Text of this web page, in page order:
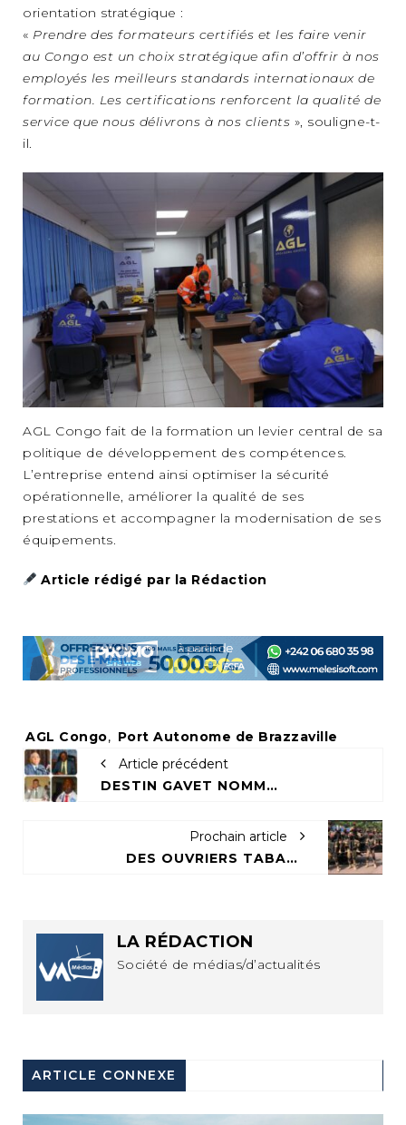
orientation stratégique :
« Prendre des formateurs certifiés et les faire venir
au Congo est un choix stratégique afin d’offrir à nos
employés les meilleurs standards internationaux de
formation. Les certifications renforcent la qualité de
service que nous délivrons à nos clients », souligne-t-
il.
AGL Congo fait de la formation un levier central de sa
politique de développement des compétences.
L’entreprise entend ainsi optimiser la sécurité
opérationnelle, améliorer la qualité de ses
prestations et accompagner la modernisation de ses
équipements.
Article rédigé par la Rédaction
Tags:
AGL Congo, Port Autonome de Brazzaville
Article précédent
DESTIN GAVET NOMME WALLEMBAUD, KAYA MAGANE, BOUDZIKA ET MBOUSSA-ELLAH AUX COMMANDES DE SA CAMPAGNE
Prochain article
DES OUVRIERS TABASSÉS AU QG DE DESTIN GAVET À 24 HEURES DE L’OUVERTURE DE LA CAMPAGNE
LA RÉDACTION
Société de médias/d’actualités
ARTICLE CONNEXE